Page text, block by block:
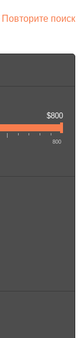
Повторите поиск
$800
800